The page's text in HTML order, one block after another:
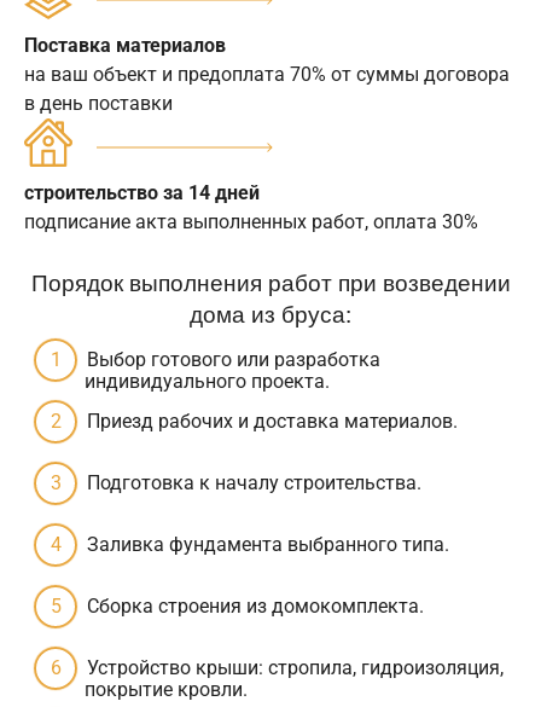
Поставка материалов
на ваш объект и предоплата 70% от суммы договора
в день поставки
строительство за 14 дней
подписание акта выполненных работ, оплата 30%
Порядок выполнения работ при возведении
дома из бруса:
Выбор готового или разработка
индивидуального проекта.
Приезд рабочих и доставка материалов.
Подготовка к началу строительства.
Заливка фундамента выбранного типа.
Сборка строения из домокомплекта.
Устройство крыши: стропила, гидроизоляция,
покрытие кровли.